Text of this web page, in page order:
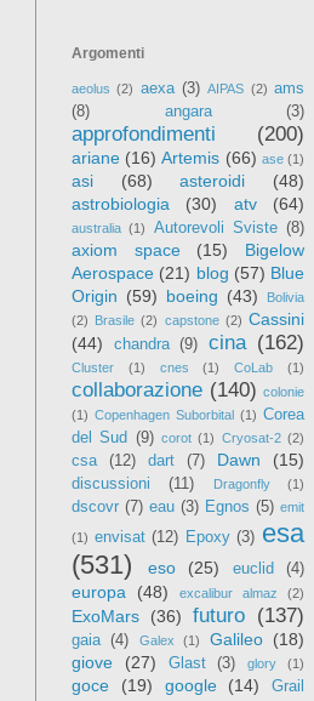
Argomenti
aeolus (2) aexa (3) AIPAS (2) ams
(8)
angara (3)
approfondimenti (200)
ariane (16) Artemis (66) ase (1)
asi (68) asteroidi
(48)
astrobiologia
(30) atv (64)
australia (1) Autorevoli Sviste (8)
axiom space (15)
Bigelow
Aerospace (21) blog (57) Blue
Origin (59) boeing (43)
Bolivia
(2) Brasile (2) capstone (2) Cassini
(44)
chandra (9) cina (162)
Cluster (1) cnes (1) CoLab (1)
collaborazione (140) colonie
(1) Copenhagen Suborbital (1) Corea
del Sud (9) corot (1) Cryosat-2 (2)
csa (12) dart (7) Dawn (15)
discussioni (11) Dragonfly (1)
dscovr (7) eau (3) Egnos (5) emit
(1) envisat (12) Epoxy (3) esa
(531)
eso (25) euclid (4)
europa (48) excalibur almaz (2)
ExoMars (36) futuro (137)
gaia (4) Galex (1) Galileo (18)
giove
(27) Glast (3) glory (1)
goce (19) google (14)
Grail